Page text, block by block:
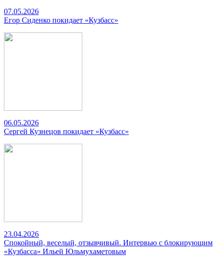
07.05.2026
Егор Сиденко покидает «Кузбасс»
06.05.2026
Сергей Кузнецов покидает «Кузбасс»
23.04.2026
Спокойный, веселый, отзывчивый. Интервью с блокирующим
«Кузбасса» Ильей Юльмухаметовым